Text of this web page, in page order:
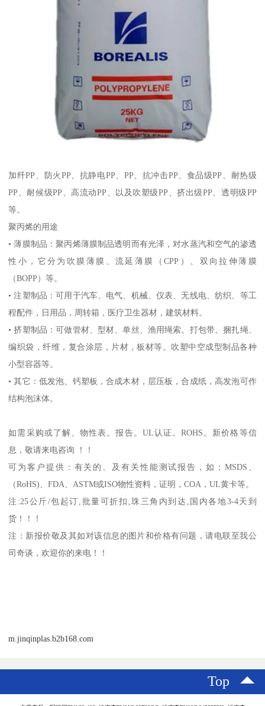
加纤PP 、防火 PP 、抗静电PP PP 、抗冲击PP 、食品级PP 、耐热级
PP 、耐候级PP 、高流动PP 、以及吹塑级PP 、挤出级PP 、透明级PP
等。
聚丙烯的用途
•薄膜制品：聚丙烯薄膜制品透明而有光泽，对水蒸汽和空气的渗透
性小，它分为吹膜薄膜、流延薄膜（CPP ）、双向拉伸薄膜
（BOPP ）等。
•注塑制品：可用于汽车、电气、机械、仪表、无线电、纺织、等工
程配件，日用品，周转箱，医疗卫生器材，建筑材料。
•挤塑制品：可做管材、型材、单丝、渔用绳索。打包带、捆扎绳、
编织袋，纤维，复合涂层，片材，板材等。吹塑中空成型制品各种
小型容器等。
•其它：低发泡、钙塑板，合成木材，层压板，合成纸，高发泡可作
结构泡沫体。
如需采购或了解、物性表。报告。 UL认证。ROHS 。新价格等信
息，敬请来电咨询 ！！
可为客户提供：有关的、及有关性能测试报告，如： MSDS
（RoHS) 、FDA ASTM或ISO物性资料，证明，COA ，UL黄卡等。
注 :25公斤/包起订 批量可折扣 珠三角内到达 国内各地3-4天到
货！！！
注：新报价敬及其如对该信息的图片和价格有问题，请电联至我公
司奇谈，欢迎你的来电！！
m.jinqinplas.b2b168.com
Top